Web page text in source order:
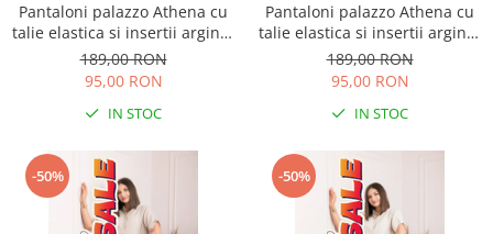
Pantaloni palazzo Athena cu
talie elastica si insertii argintii
- Kaki
189,00 RON
95,00 RON
IN STOC
Pantaloni palazzo Athena cu
talie elastica si insertii argintii
- Gri
189,00 RON
95,00 RON
IN STOC
-50% -50%